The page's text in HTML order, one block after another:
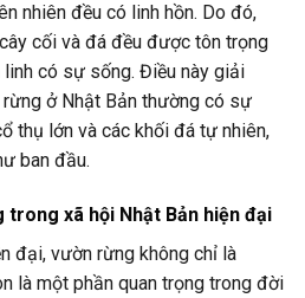
nhiên đều có linh hồn. Do đó,
cối và đá đều được tôn trọng
có sự sống. Điều này giải
ở Nhật Bản thường có sự
thụ lớn và các khối đá tự nhiên,
ban đầu.
xã hội Nhật Bản hiện đại
đại, vườn rừng không chỉ là
là một phần quan trọng trong đời